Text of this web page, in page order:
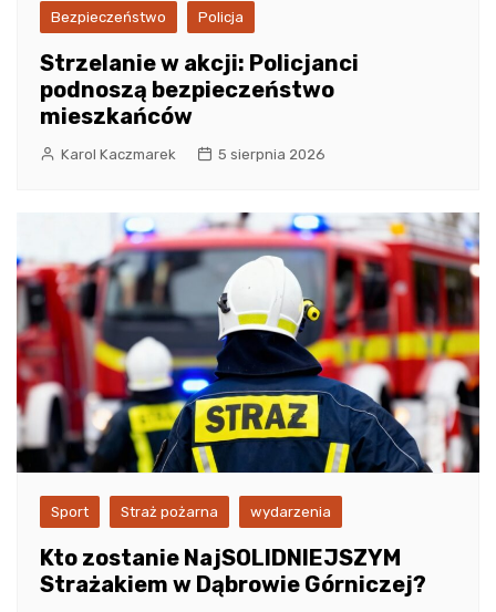
Bezpieczeństwo Policja
Strzelanie w akcji: Policjanci
podnoszą bezpieczeństwo
mieszkańców
Karol Kaczmarek 5 sierpnia 2026
Sport Straż pożarna wydarzenia
Kto zostanie NajSOLIDNIEJSZYM
Strażakiem w Dąbrowie Górniczej?